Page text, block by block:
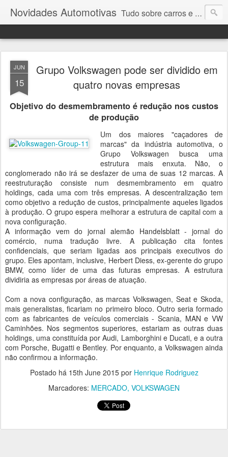
Novidades Automotivas Tudo sobre carros e motores
JUN
15
Grupo Volkswagen pode ser dividido em
quatro novas empresas
Objetivo do desmembramento é redução nos custos
de produção
Um dos maiores "caçadores de
marcas" da indústria automotiva, o
Grupo Volkswagen busca uma
estrutura mais enxuta. Não, o
conglomerado não irá se desfazer de uma de suas 12 marcas. A
reestruturação consiste num desmembramento em quatro
holdings, cada uma com três empresas. A descentralização tem
como objetivo a redução de custos, principalmente aqueles ligados
à produção. O grupo espera melhorar a estrutura de capital com a
nova configuração.
A informação vem do jornal alemão Handelsblatt - jornal do
comércio, numa tradução livre. A publicação cita fontes
confidenciais, que seriam ligadas aos principais executivos do
grupo. Eles apontam, inclusive, Herbert Diess, ex-gerente do grupo
BMW, como líder de uma das futuras empresas. A estrutura
dividiria as empresas por áreas de atuação.
Com a nova configuração, as marcas Volkswagen, Seat e Skoda,
mais generalistas, ficariam no primeiro bloco. Outro seria formado
com as fabricantes de veículos comerciais - Scania, MAN e VW
Caminhões. Nos segmentos superiores, estariam as outras duas
holdings, uma constituída por Audi, Lamborghini e Ducati, e a outra
com Porsche, Bugatti e Bentley. Por enquanto, a Volkswagen ainda
não confirmou a informação.
Postado há 15th June 2015por Henrique Rodriguez
Marcadores: MERCADO VOLKSWAGEN